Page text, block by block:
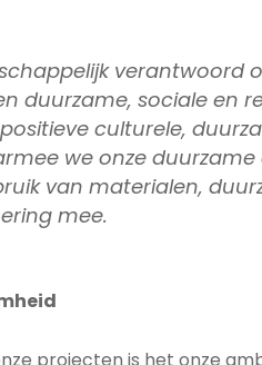
duurzame, sociale en
culturele,
we onze
van materialen,
mee.